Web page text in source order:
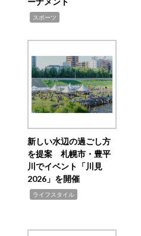
スポーツ
新しい水辺の過ごし方
を提案 札幌市・豊平
川でイベント「川見
2026」を開催
ライフスタイル